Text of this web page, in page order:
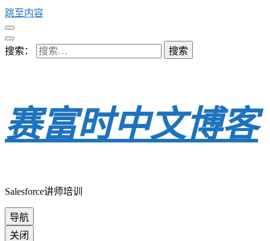
跳至内容
搜索：
赛富时中文博客
Salesforce讲师培训
导航
关闭